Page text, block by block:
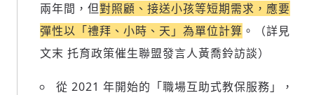
兩年間，但對照顧、接送小孩等短期需求，應要
彈性以「禮拜、小時、天」為單位計算 。（詳見
文末 托育政策催生聯盟發言人黃喬鈴訪談）
從 2021 年開始的「職場互助式教保服務」，